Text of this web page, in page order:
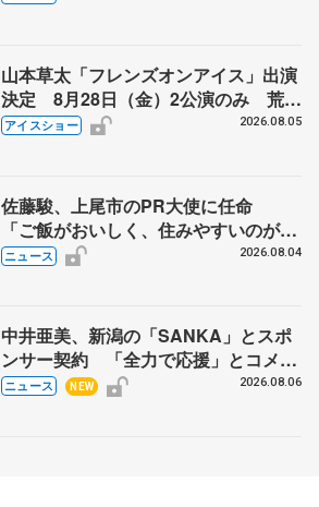
山本草太「フレンズオンアイス」出演
決定 8月28日（金）2公演のみ 荒川
静香さんプロデュース、20周年のアイ
アイスショー 2026.08.05
佐藤駿、上尾市のPR大使に任命
「ご飯がおいしく、住みやすいのが魅
力」
ニュース 2026.08.04
中井亜美、新潟の「SANKA」とスポ
ンサー契約 「全力で応援」とコメン
ト
ニュース NEW 2026.08.06